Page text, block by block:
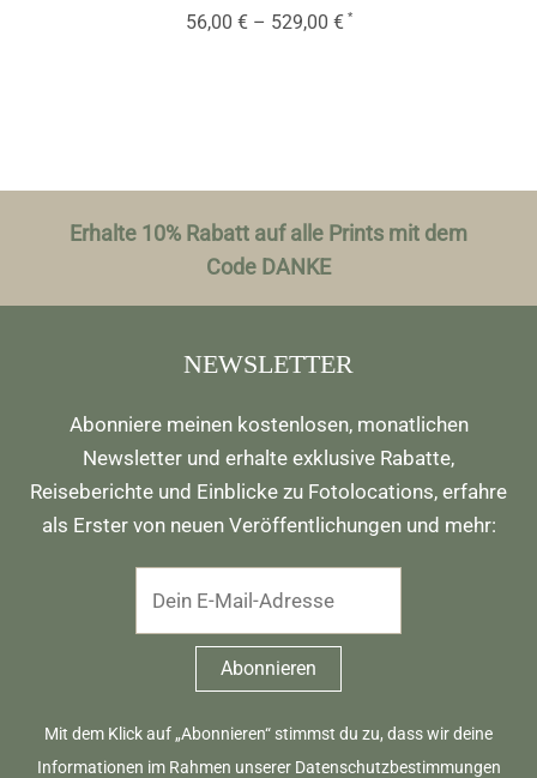
56,00 €– 529,00 €
Erhalte 10% Rabatt auf alle Prints mit dem
Code DANKE
NEWSLETTER
Abonniere meinen kostenlosen, monatlichen
Newsletter und erhalte exklusive Rabatte,
Reiseberichte und Einblicke zu Fotolocations, erfahre
als Erster von neuen Veröffentlichungen und mehr:
Mit dem Klick auf „Abonnieren“ stimmst du zu, dass wir deine
Informationen im Rahmen unserer Datenschutzbestimmungen